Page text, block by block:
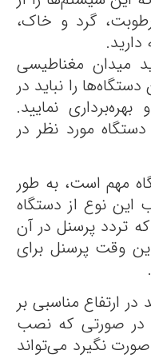
گرد و خاک،
دارید.
میدان مغناطیسی
را نباید در
نمایید.
مورد نظر در
مهم است، به‌ طور
نوع از دستگاه
تردد پرسنل در آن
وقت پرسنل برای
ارتفاع مناسبی بر
در صورتی ‌که نصب
نگیرد می‌تواند